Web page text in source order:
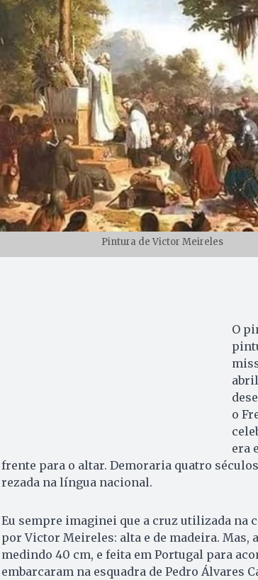
Pintura de Victor Meireles
O
o
era
frente para o altar. Demoraria quatro
rezada na língua nacional.
Eu sempre imaginei que a cruz utilizada na
por Victor Meireles: alta e de madeira. Mas,
medindo 40 cm, e feita em Portugal para
embarcaram na esquadra de Pedro Álvares